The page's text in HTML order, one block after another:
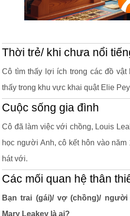
Thời trẻ/ khi chưa nổi
Cô tìm thấy lợi ích trong các đồ
thấy trong khu vực khai quật Elie
Cuộc sống gia đình
Cô đã làm việc với chồng, Louis
học người Anh, cô kết hôn vào năm
hát với.
Các mối quan hệ thân
Bạn trai (gái)/ vợ (chồng)/
Mary Leakey là ai?